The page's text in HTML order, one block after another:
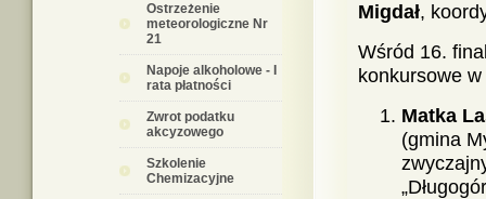
Ostrzeżenie
meteorologiczne Nr
21
Napoje alkoholowe - I
rata płatności
Zwrot podatku
akcyzowego
Szkolenie
Chemizacyjne
Migdał,
Wśród 16.
konkursowe
Matka
(gmina